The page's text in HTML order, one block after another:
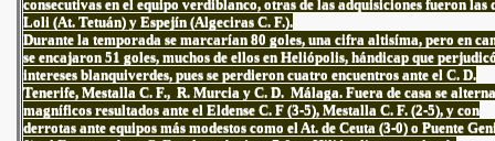
consecutivas en el equipo verdiblanco, otras de las adquisiciones fueron las
Loli (At. Tetuán) y Espejín (Algeciras C. F.).
Durante la temporada se marcarían 80 goles, una cifra altisíma, pero en
se encajaron 51 goles, muchos de ellos en Heliópolis, hándicap que
intereses blanquiverdes, pues se perdieron cuatro encuentros ante el C. D.
Tenerife, Mestalla C. F., R. Murcia y C. D. Málaga. Fuera de casa se
magníficos resultados ante el Eldense C. F (3-5), Mestalla C. F. (2-5), y con
derrotas ante equipos más modestos como el At. de Ceuta (3-0) o Puente